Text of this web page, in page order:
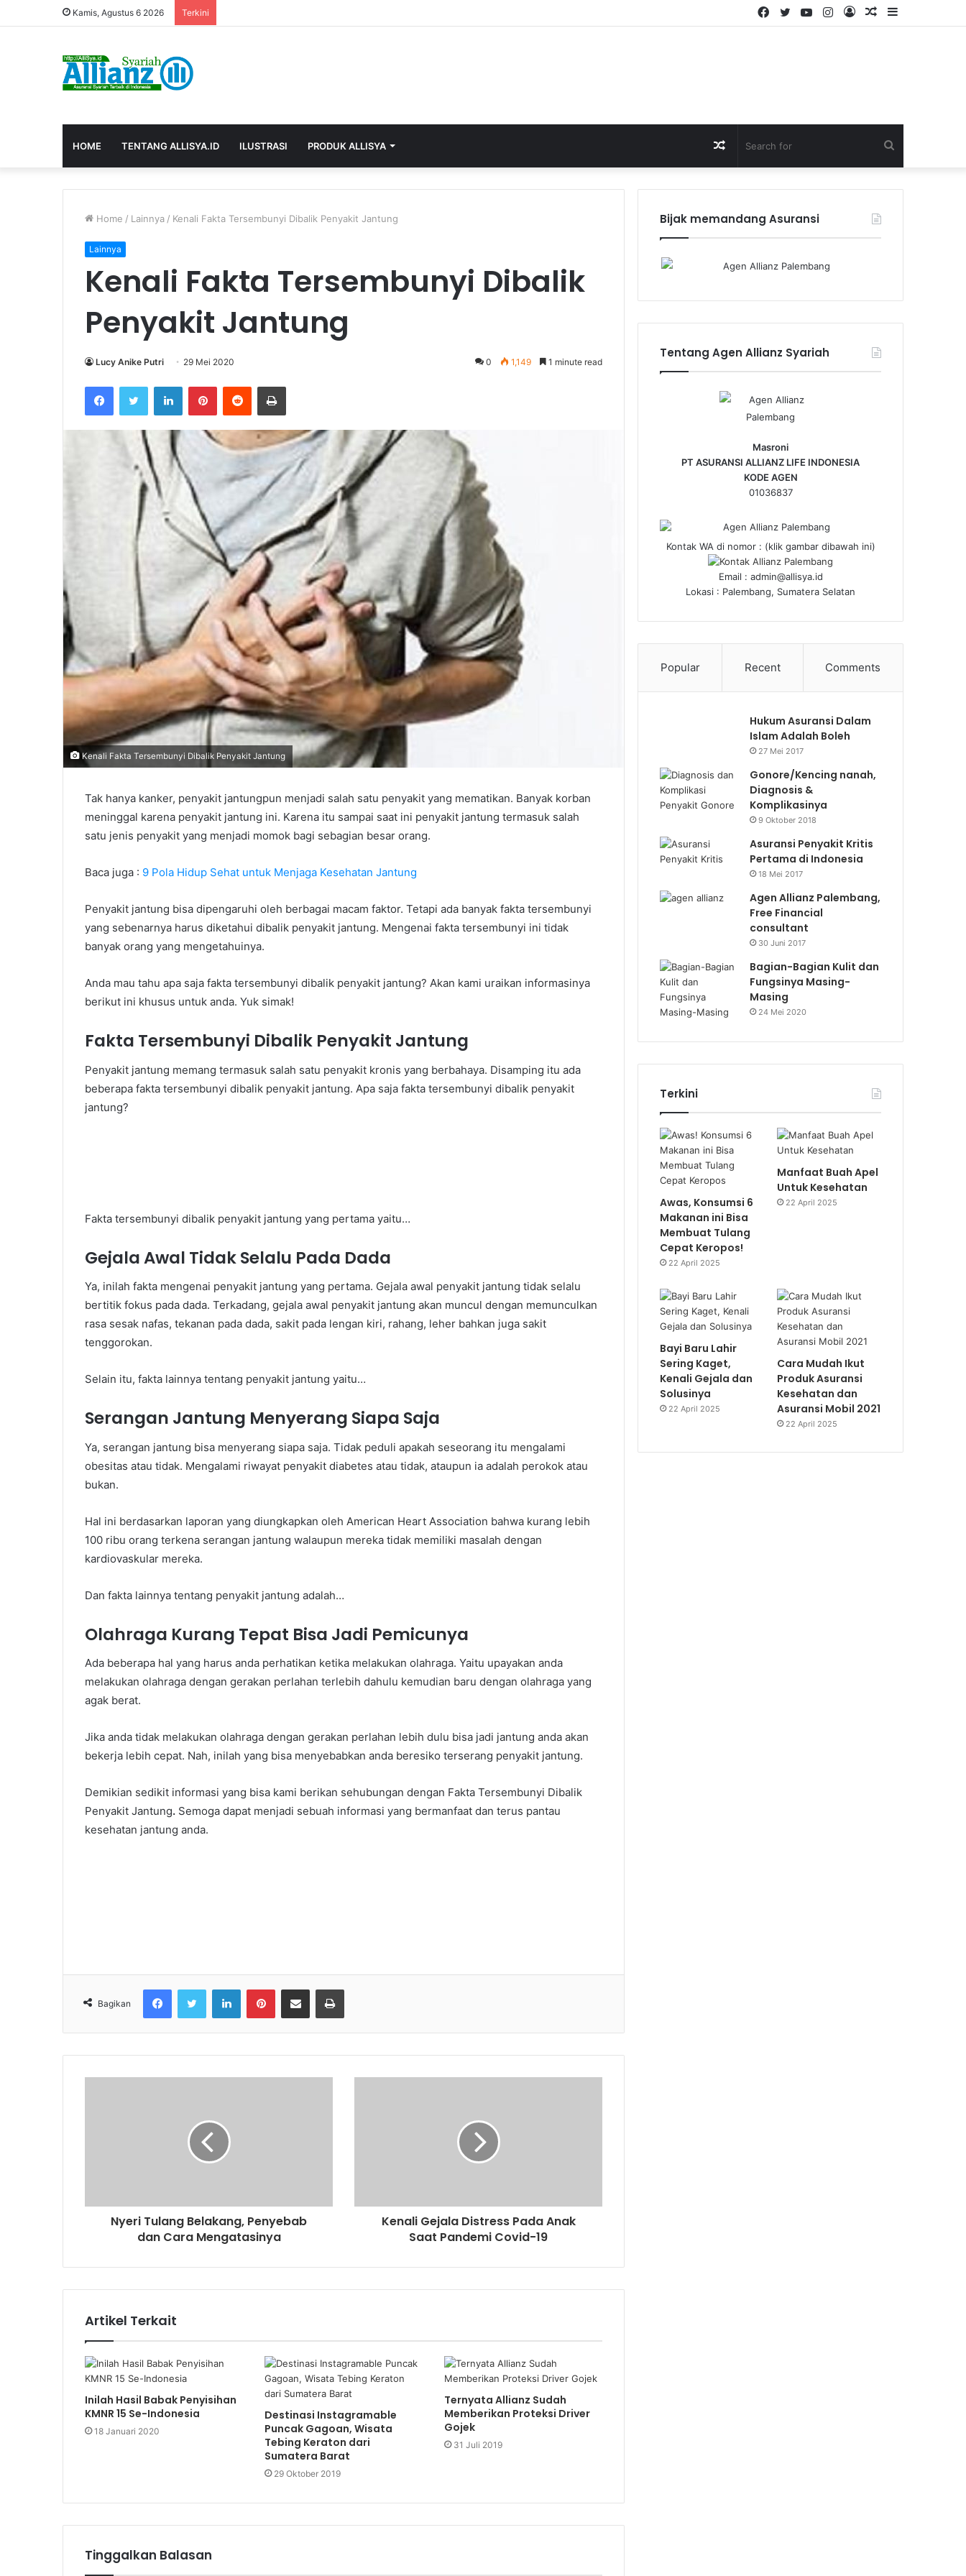
Kamis, Agustus 6 2026 Terkini
Artikel
Log
Instagram
YouTube
Twitter
Facebook
HOME TENTANG ALLISYA.ID ILUSTRASI PRODUK ALLISYA
for
Artikel
Acak
Home / Lainnya / Kenali Fakta Tersembunyi Dibalik Penyakit Jantung
Lainnya
Kenali Fakta Tersembunyi Dibalik
Penyakit Jantung
Lucy Anike Putri 29 Mei 2020 0 1,149 1 minute read
Kenali Fakta Tersembunyi Dibalik Penyakit Jantung
Tak hanya kanker, penyakit jantungpun menjadi salah satu penyakit yang mematikan. Banyak korban
meninggal karena penyakit jantung ini. Karena itu sampai saat ini penyakit jantung termasuk salah
satu jenis penyakit yang menjadi momok bagi sebagian besar orang.
Baca juga : 9 Pola Hidup Sehat untuk Menjaga Kesehatan Jantung
Penyakit jantung bisa dipengaruhi oleh berbagai macam faktor. Tetapi ada banyak fakta tersembunyi
yang sebenarnya harus diketahui dibalik penyakit jantung. Mengenai fakta tersembunyi ini tidak
banyak orang yang mengetahuinya.
Anda mau tahu apa saja fakta tersembunyi dibalik penyakit jantung? Akan kami uraikan informasinya
berikut ini khusus untuk anda. Yuk simak!
Fakta Tersembunyi Dibalik Penyakit Jantung
Penyakit jantung memang termasuk salah satu penyakit kronis yang berbahaya. Disamping itu ada
beberapa fakta tersembunyi dibalik penyakit jantung. Apa saja fakta tersembunyi dibalik penyakit
jantung?
Fakta tersembunyi dibalik penyakit jantung yang pertama yaitu…
Gejala Awal Tidak Selalu Pada Dada
Ya, inilah fakta mengenai penyakit jantung yang pertama. Gejala awal penyakit jantung tidak selalu
bertitik fokus pada dada. Terkadang, gejala awal penyakit jantung akan muncul dengan memunculkan
rasa sesak nafas, tekanan pada dada, sakit pada lengan kiri, rahang, leher bahkan juga sakit
tenggorokan.
Selain itu, fakta lainnya tentang penyakit jantung yaitu…
Serangan Jantung Menyerang Siapa Saja
Ya, serangan jantung bisa menyerang siapa saja. Tidak peduli apakah seseorang itu mengalami
obesitas atau tidak. Mengalami riwayat penyakit diabetes atau tidak, ataupun ia adalah perokok atau
bukan.
Hal ini berdasarkan laporan yang diungkapkan oleh American Heart Association bahwa kurang lebih
100 ribu orang terkena serangan jantung walaupun mereka tidak memiliki masalah dengan
kardiovaskular mereka.
Dan fakta lainnya tentang penyakit jantung adalah…
Olahraga Kurang Tepat Bisa Jadi Pemicunya
Ada beberapa hal yang harus anda perhatikan ketika melakukan olahraga. Yaitu upayakan anda
melakukan olahraga dengan gerakan perlahan terlebih dahulu kemudian baru dengan olahraga yang
agak berat.
Jika anda tidak melakukan olahraga dengan gerakan perlahan lebih dulu bisa jadi jantung anda akan
bekerja lebih cepat. Nah, inilah yang bisa menyebabkan anda beresiko terserang penyakit jantung.
Demikian sedikit informasi yang bisa kami berikan sehubungan dengan Fakta Tersembunyi Dibalik
Penyakit Jantung. Semoga dapat menjadi sebuah informasi yang bermanfaat dan terus pantau
kesehatan jantung anda.
Bagikan
Nyeri Tulang Belakang, Penyebab
dan Cara Mengatasinya
Kenali Gejala Distress Pada Anak
Saat Pandemi Covid-19
Artikel Terkait
Inilah Hasil Babak Penyisihan
KMNR 15 Se-Indonesia
18 Januari 2020
Destinasi Instagramable
Puncak Gagoan, Wisata
Tebing Keraton dari
Sumatera Barat
29 Oktober 2019
Ternyata Allianz Sudah
Memberikan Proteksi Driver
Gojek
31 Juli 2019
Tinggalkan Balasan
Bijak memandang Asuransi
Tentang Agen Allianz Syariah
Masroni
PT ASURANSI ALLIANZ LIFE INDONESIA
KODE AGEN
01036837
Kontak WA di nomor : (klik gambar dibawah ini)
Email : admin@allisya.id
Lokasi : Palembang, Sumatera Selatan
Popular Recent Comments
Hukum Asuransi Dalam
Islam Adalah Boleh
27 Mei 2017
Gonore/Kencing nanah,
Diagnosis &
Komplikasinya
9 Oktober 2018
Asuransi Penyakit Kritis
Pertama di Indonesia
18 Mei 2017
Agen Allianz Palembang,
Free Financial
consultant
30 Juni 2017
Bagian-Bagian Kulit dan
Fungsinya Masing-
Masing
24 Mei 2020
Terkini
Awas, Konsumsi 6
Makanan ini Bisa
Membuat Tulang
Cepat Keropos!
22 April 2025
Manfaat Buah Apel
Untuk Kesehatan
22 April 2025
Bayi Baru Lahir
Sering Kaget,
Kenali Gejala dan
Solusinya
22 April 2025
Cara Mudah Ikut
Produk Asuransi
Kesehatan dan
Asuransi Mobil 2021
22 April 2025